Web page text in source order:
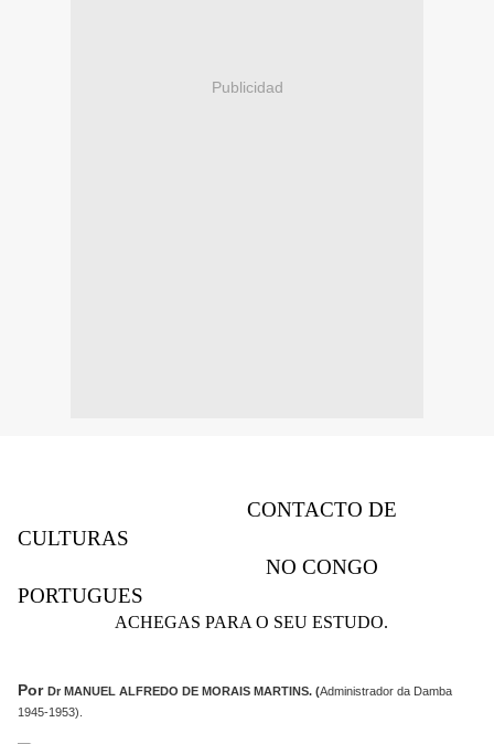
Publicidad
CONTACTO DE
CULTURAS
NO CONGO
PORTUGUES
ACHEGAS PARA O SEU ESTUDO.
Por Dr MANUEL ALFREDO DE MORAIS MARTINS. (Administrador da Damba
1945-1953).